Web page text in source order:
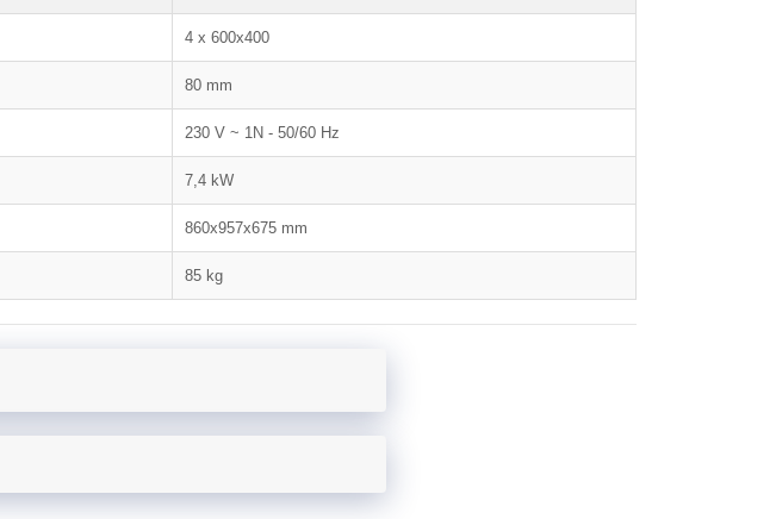
4 x 600x400
80 mm
230 V ~ 1N - 50/60 Hz
7,4 kW
860x957x675 mm
85 kg